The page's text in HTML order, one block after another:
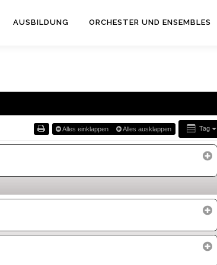
AUSBILDUNG ORCHESTER UND ENSEMBLES
Tag
Alles einklappen Alles ausklappen